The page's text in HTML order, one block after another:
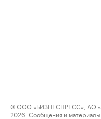
© ООО «БИЗНЕСПРЕСС», АО
2026. Сообщения и материалы